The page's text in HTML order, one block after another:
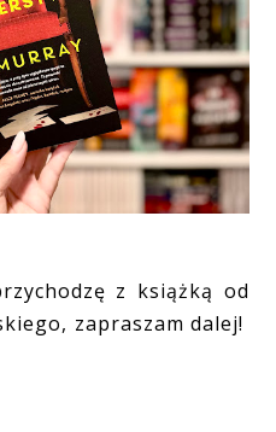
z książką od
zapraszam dalej!